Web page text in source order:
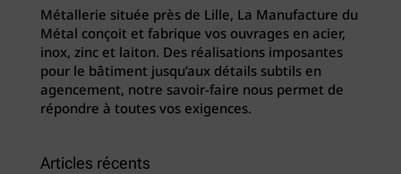
Métallerie située près de Lille, La Manufacture du
Métal conçoit et fabrique vos ouvrages en acier,
inox, zinc et laiton. Des réalisations imposantes
pour le bâtiment jusqu’aux détails subtils en
agencement, notre savoir-faire nous permet de
répondre à toutes vos exigences.
Articles récents